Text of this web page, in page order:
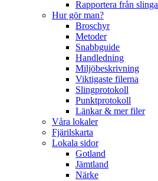
Rapportera från slinga
Hur gör man?
Broschyr
Metoder
Snabbguide
Handledning
Miljöbeskrivning
Viktigaste filerna
Slingprotokoll
Punktprotokoll
Länkar & mer filer
Våra lokaler
Fjärilskarta
Lokala sidor
Gotland
Jämtland
Närke